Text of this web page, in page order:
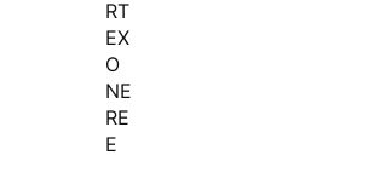
RT
EX
O
NE
RE
E